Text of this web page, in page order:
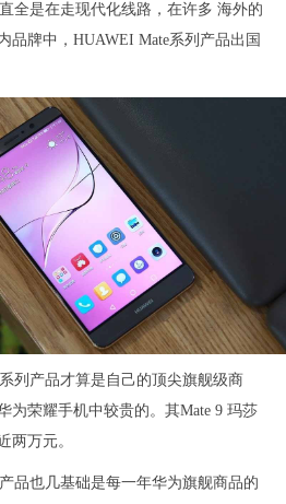
全是在走现代化线路，在许多 海外的
品牌中，HUAWEI Mate系列产品出国
列产品才算是自己的顶尖旗舰级商
为荣耀手机中较贵的。其Mate 9 玛莎
两万元。
品也几基础是每一年华为旗舰商品的